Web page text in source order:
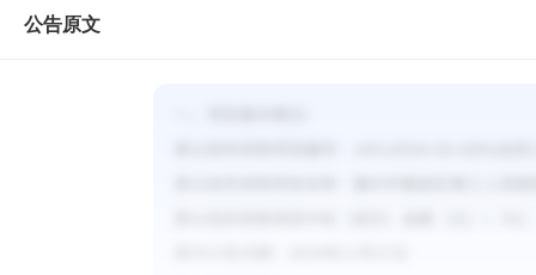
公告原文